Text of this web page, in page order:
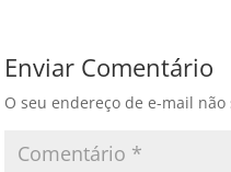
Enviar Comentário
O seu endereço de e-mail